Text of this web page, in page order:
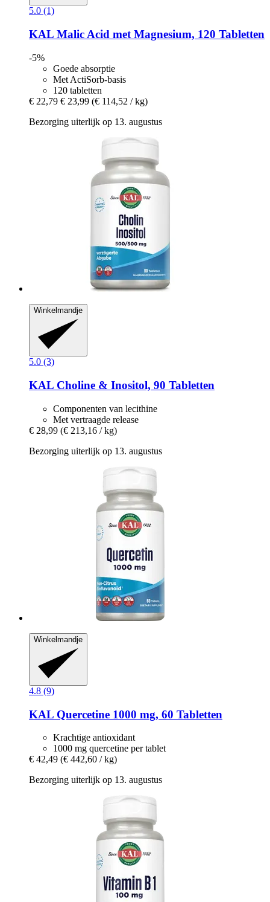
5.0 (1)
KAL Malic Acid met Magnesium, 120 Tabletten
-5%
Goede absorptie
Met ActiSorb-basis
120 tabletten
€ 22,79 € 23,99 (€ 114,52 / kg)
Bezorging uiterlijk op 13. augustus
Winkelmandje
5.0 (3)
KAL Choline & Inositol, 90 Tabletten
Componenten van lecithine
Met vertraagde release
€ 28,99 (€ 213,16 / kg)
Bezorging uiterlijk op 13. augustus
Winkelmandje
4.8 (9)
KAL Quercetine 1000 mg, 60 Tabletten
Krachtige antioxidant
1000 mg quercetine per tablet
€ 42,49 (€ 442,60 / kg)
Bezorging uiterlijk op 13. augustus